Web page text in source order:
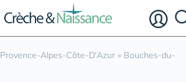
Provence-Alpes-Côte-D'Azur » Bouches-du-